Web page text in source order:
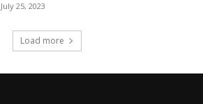
July 25, 2023
Load more